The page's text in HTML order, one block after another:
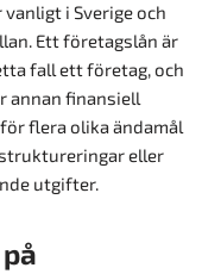
i Sverige och
Ett företagslån är
fall ett företag, och
annan finansiell
flera olika ändamål
eller
utgifter.